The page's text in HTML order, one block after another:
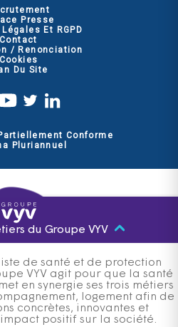
Presse
Et RGPD
Contact
/ Renonciation
Cookies
Du Site
Conforme
Pluriannuel
du Groupe VYV
de santé et de protection
VYV agit pour que la santé
en synergie ses trois métiers
logement afin de
concrètes, innovantes et
positif sur la société.